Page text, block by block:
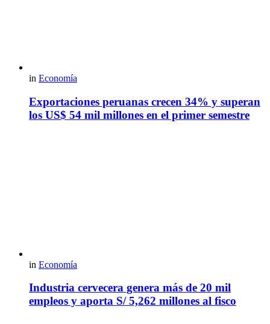
in Economía
Exportaciones peruanas crecen 34% y superan
los US$ 54 mil millones en el primer semestre
in Economía
Industria cervecera genera más de 20 mil
empleos y aporta S/ 5,262 millones al fisco